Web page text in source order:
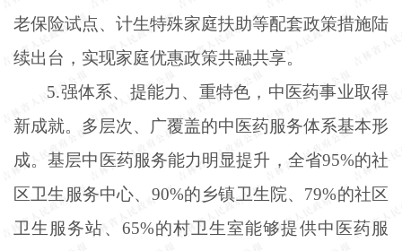
老保险试点、计生特殊家庭扶助等配套政策措施陆
续出台，实现家庭优惠政策共融共享。
5.强体系、提能力、重特色，中医药事业取得
新成就。多层次、广覆盖的中医药服务体系基本形
成。基层中医药服务能力明显提升，全省95%的社
区卫生服务中心、90%的乡镇卫生院、79%的社区
卫生服务站、65%的村卫生室能够提供中医药服